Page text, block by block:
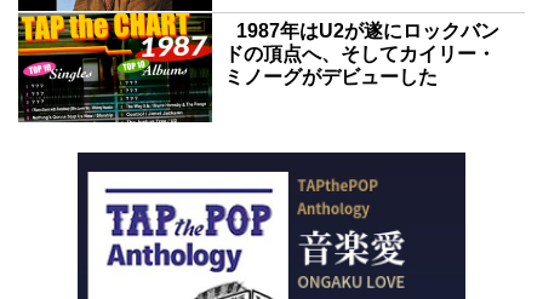
1987年はU2が遂にロックバン
ドの頂点へ、そしてカイリー・
ミノーグがデビューした